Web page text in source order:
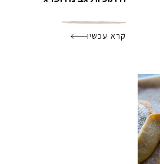
קרא עכשיו